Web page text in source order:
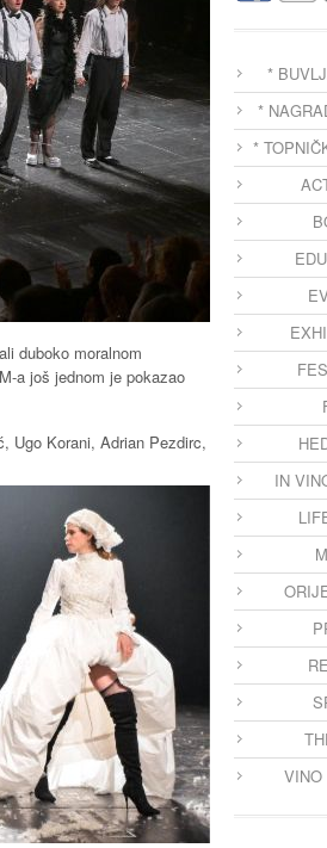
duboko moralnom
a još jednom je pokazao
Ugo Korani, Adrian Pezdirc,
*
*
*
IN
VINO